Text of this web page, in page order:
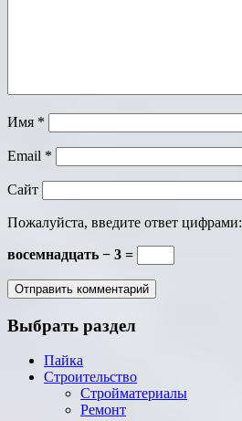
Имя *
Email *
Сайт
Пожалуйста, введите ответ цифрами:
восемнадцать − 3 =
Выбрать раздел
Пайка
Строительство
Стройматериалы
Ремонт